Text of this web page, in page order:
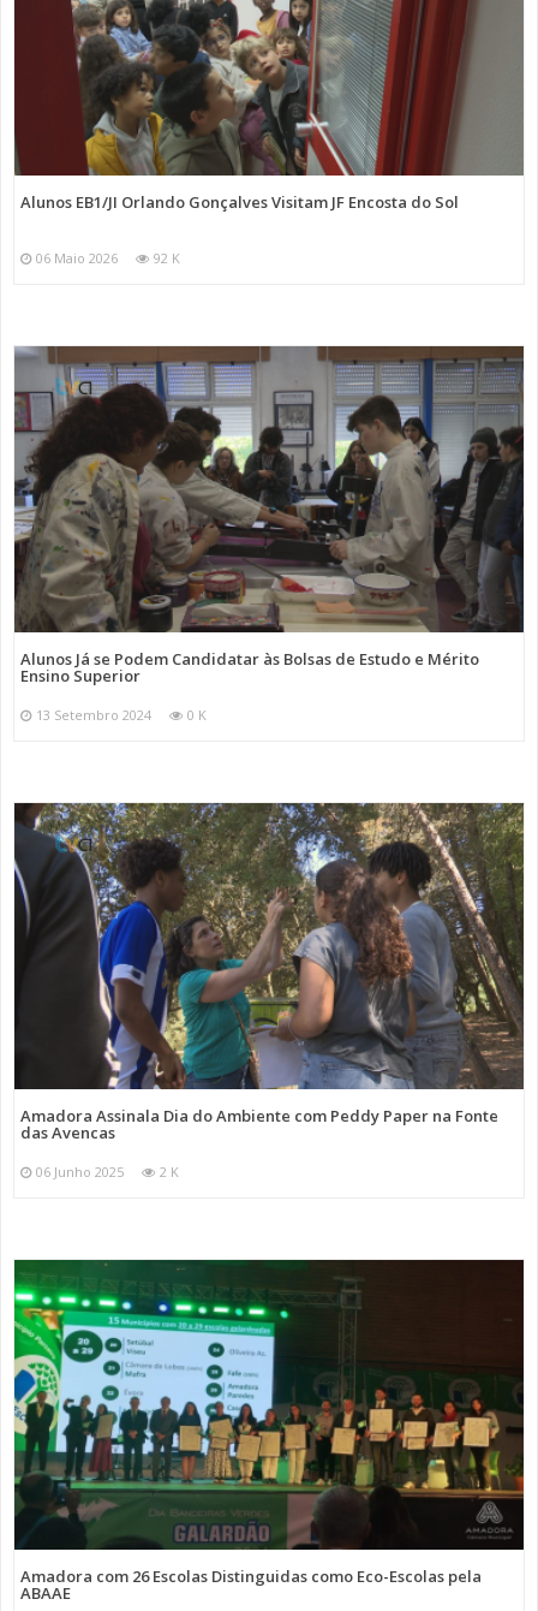
Alunos EB1/JI Orlando Gonçalves Visitam JF Encosta do Sol
06 Maio 2026 92 K
Alunos Já se Podem Candidatar às Bolsas de Estudo e Mérito
Ensino Superior
13 Setembro 2024 0 K
Amadora Assinala Dia do Ambiente com Peddy Paper na Fonte
das Avencas
06 Junho 2025 2 K
Amadora com 26 Escolas Distinguidas como Eco-Escolas pela
ABAAE